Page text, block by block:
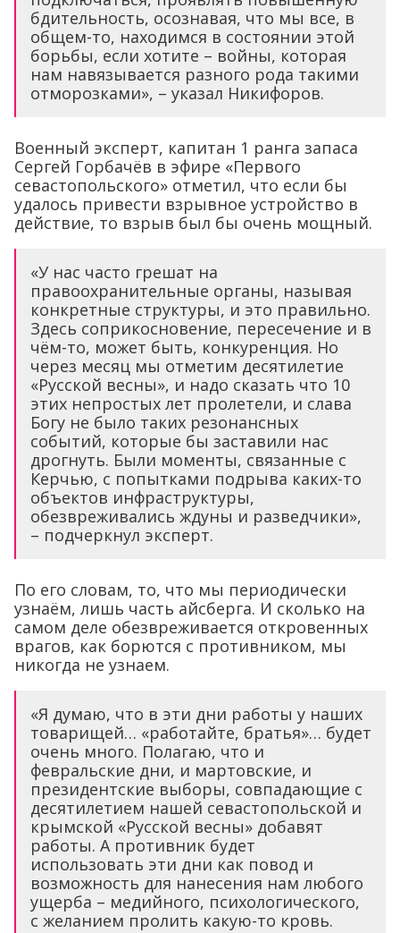
бдительность, осознавая, что мы все, в
общем-то, находимся в состоянии этой
борьбы, если хотите – войны, которая
нам навязывается разного рода такими
отморозками», – указал Никифоров.
Военный эксперт, капитан 1 ранга запаса
Сергей Горбачёв в эфире «Первого
севастопольского» отметил, что если бы
удалось привести взрывное устройство в
действие, то взрыв был бы очень мощный.
«У нас часто грешат на
правоохранительные органы, называя
конкретные структуры, и это правильно.
Здесь соприкосновение, пересечение и в
чём-то, может быть, конкуренция. Но
через месяц мы отметим десятилетие
«Русской весны», и надо сказать что 10
этих непростых лет пролетели, и слава
Богу не было таких резонансных
событий, которые бы заставили нас
дрогнуть. Были моменты, связанные с
Керчью, с попытками подрыва каких-то
объектов инфраструктуры,
обезвреживались ждуны и разведчики»,
– подчеркнул эксперт.
По его словам, то, что мы периодически
узнаём, лишь часть айсберга. И сколько на
самом деле обезвреживается откровенных
врагов, как борются с противником, мы
никогда не узнаем.
«Я думаю, что в эти дни работы у наших
товарищей… «работайте, братья»… будет
очень много. Полагаю, что и
февральские дни, и мартовские, и
президентские выборы, совпадающие с
десятилетием нашей севастопольской и
крымской «Русской весны» добавят
работы. А противник будет
использовать эти дни как повод и
возможность для нанесения нам любого
ущерба – медийного, психологического,
с желанием пролить какую-то кровь.